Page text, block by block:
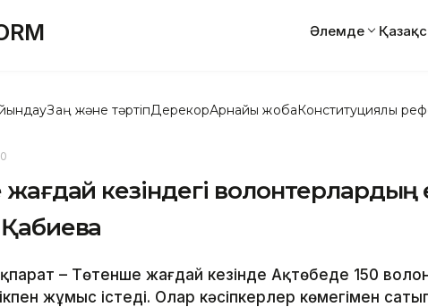
Әлемде
Заң және тәртіпДерекқорАрнайы жобаКонституциялық
жағдай кезіндегі волонтерлардың
– Төтенше жағдай кезінде Ақтөбеде 150
жұмыс істеді. Олар кәсіпкерлер көмегімен